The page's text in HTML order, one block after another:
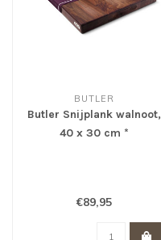
BUTLER
Butler Snijplank walnoot,
40 x 30 cm *
€89,95